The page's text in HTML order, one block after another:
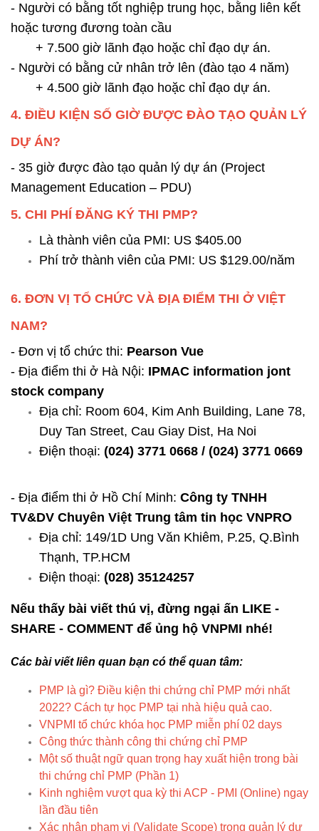
- Người có bằng tốt nghiệp trung học, bằng liên kết
hoặc tương đương toàn cầu
+ 7.500 giờ lãnh đạo hoặc chỉ đạo dự án.
- Người có bằng cử nhân trở lên (đào tạo 4 năm)
+ 4.500 giờ lãnh đạo hoặc chỉ đạo dự án.
4. ĐIỀU KIỆN SỐ GIỜ ĐƯỢC ĐÀO TẠO QUẢN LÝ
DỰ ÁN?
- 35 giờ được đào tạo quản lý dự án (Project
Management Education – PDU)
5. CHI PHÍ ĐĂNG KÝ THI PMP?
Là thành viên của PMI: US $405.00
Phí trở thành viên của PMI: US $129.00/năm
6. ĐƠN VỊ TỔ CHỨC VÀ ĐỊA ĐIỂM THI Ở VIỆT
NAM?
- Đơn vị tổ chức thi: Pearson Vue
- Địa điểm thi ở Hà Nội: IPMAC information jont
stock company
Địa chỉ: Room 604, Kim Anh Building, Lane 78,
Duy Tan Street, Cau Giay Dist, Ha Noi
Điện thoại: (024) 3771 0668 / (024) 3771 0669
- Địa điểm thi ở Hồ Chí Minh: Công ty TNHH
TV&DV Chuyên Việt Trung tâm tin học VNPRO
Địa chỉ: 149/1D Ung Văn Khiêm, P.25, Q.Bình
Thạnh, TP.HCM
Điện thoại: (028) 35124257
Nếu thấy bài viết thú vị, đừng ngại ấn LIKE -
SHARE - COMMENT để ủng hộ VNPMI nhé!
Các bài viết liên quan bạn có thể quan tâm:
PMP là gì? Điều kiện thi chứng chỉ PMP mới nhất
2022? Cách tự học PMP tại nhà hiệu quả cao.
VNPMI tổ chức khóa học PMP miễn phí 02 days
Công thức thành công thi chứng chỉ PMP
Một số thuật ngữ quan trọng hay xuất hiện trong bài
thi chứng chỉ PMP (Phần 1)
Kinh nghiệm vượt qua kỳ thi ACP - PMI (Online) ngay
lần đầu tiên
Xác nhận phạm vi (Validate Scope) trong quản lý dự